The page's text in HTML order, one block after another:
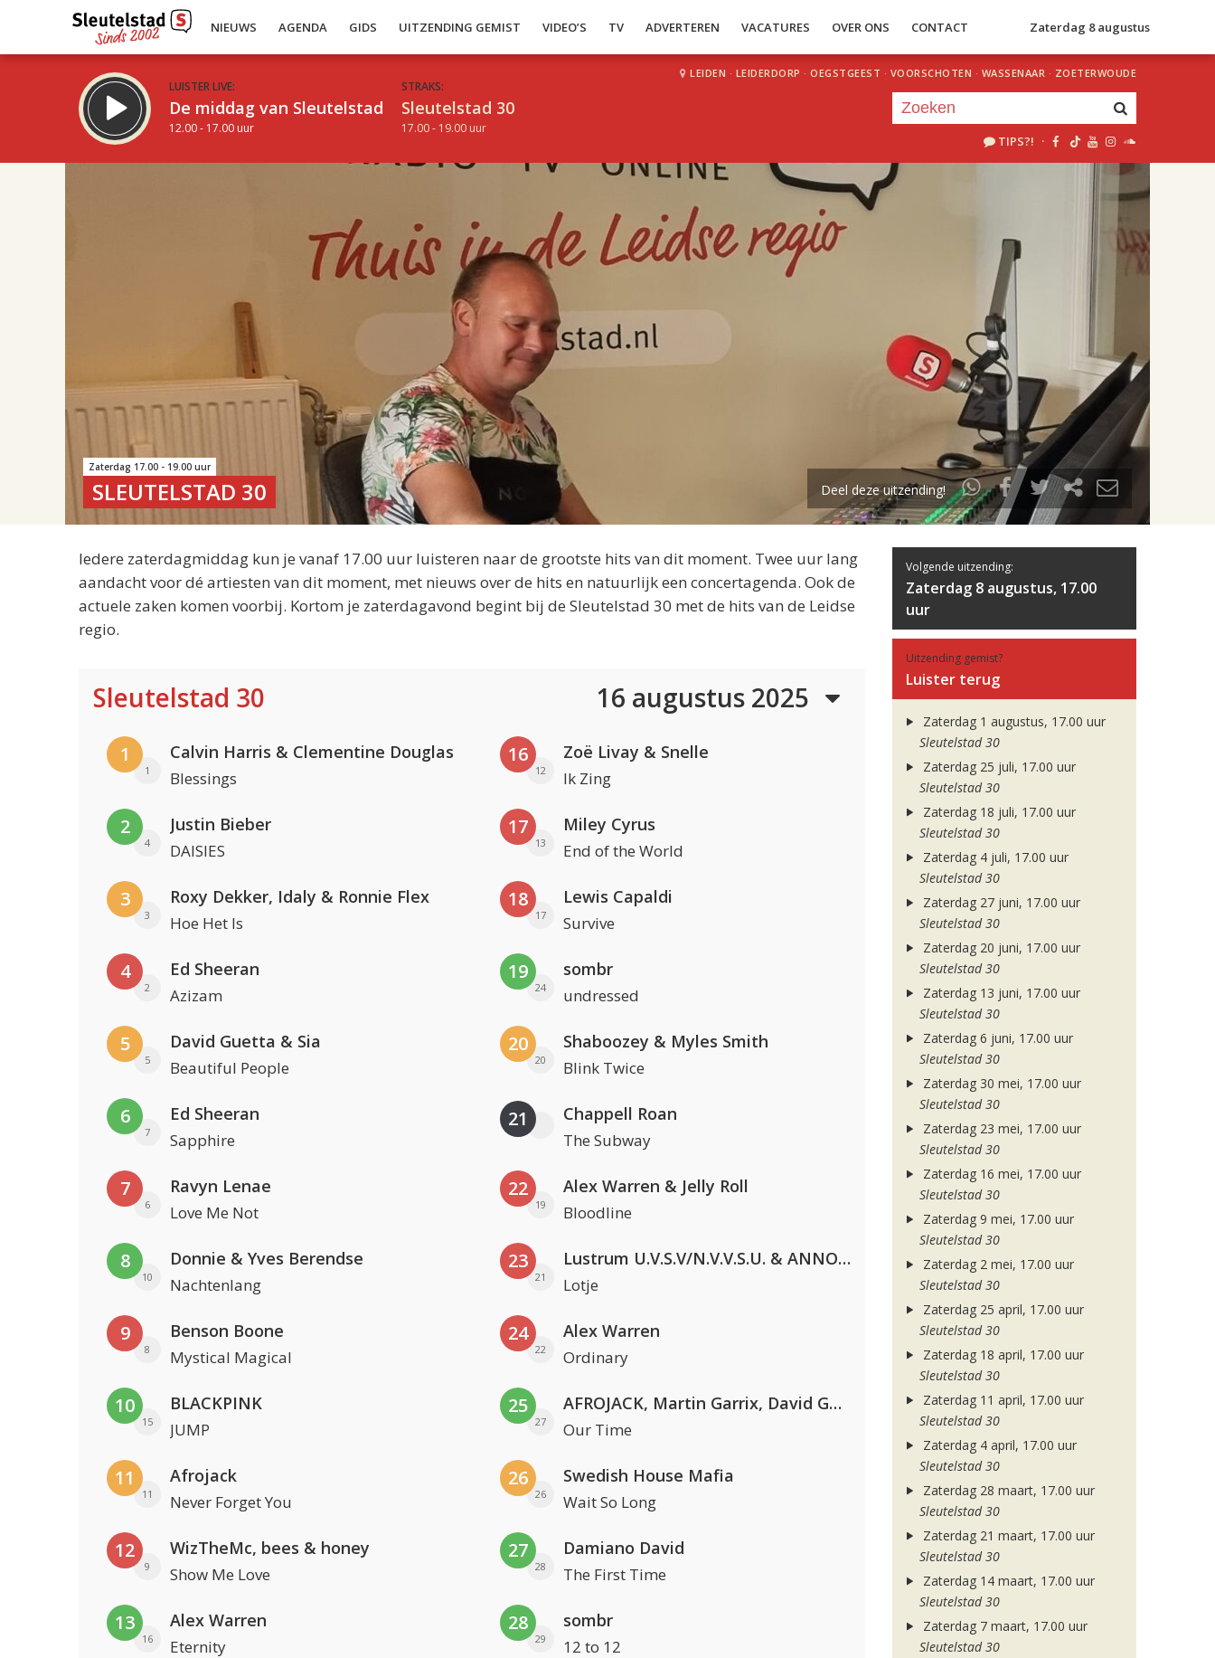
NIEUWS AGENDA GIDS UITZENDING GEMIST VIDEO’S TV ADVERTEREN VACATURES OVER ONS CONTACT Zaterdag 8 augustus
LUISTER LIVE:
De middag van Sleutelstad
12.00 - 17.00 uur
STRAKS:
Sleutelstad 30
17.00 - 19.00 uur
LEIDEN · LEIDERDORP · OEGSTGEEST · VOORSCHOTEN · WASSENAAR · ZOETERWOUDE
TIPS?! ·
uur 1 van 2
Volgend uur
Zaterdag 17.00 - 19.00 uur
SLEUTELSTAD 30 Deel deze uitzending!
Iedere zaterdagmiddag kun je vanaf 17.00 uur luisteren naar de grootste hits van dit moment. Twee uur lang
aandacht voor dé artiesten van dit moment, met nieuws over de hits en natuurlijk een concertagenda. Ook de
actuele zaken komen voorbij. Kortom je zaterdagavond begint bij de Sleutelstad 30 met de hits van de Leidse
regio.
Sleutelstad 30 16 augustus 2025
1
1
Calvin Harris & Clementine Douglas
Blessings
2
4
Justin Bieber
DAISIES
3
3
Roxy Dekker, Idaly & Ronnie Flex
Hoe Het Is
4
2
Ed Sheeran
Azizam
5
5
David Guetta & Sia
Beautiful People
6
7
Ed Sheeran
Sapphire
7
6
Ravyn Lenae
Love Me Not
8
10
Donnie & Yves Berendse
Nachtenlang
9
8
Benson Boone
Mystical Magical
10
15
BLACKPINK
JUMP
11
11
Afrojack
Never Forget You
12
9
WizTheMc, bees & honey
Show Me Love
13
16
Alex Warren
Eternity
16
12
Zoë Livay & Snelle
Ik Zing
17
13
Miley Cyrus
End of the World
18
17
Lewis Capaldi
Survive
19
24
sombr
undressed
20
20
Shaboozey & Myles Smith
Blink Twice
21 Chappell Roan
The Subway
22
19
Alex Warren & Jelly Roll
Bloodline
23
21
Lustrum U.V.S.V/N.V.V.S.U. & ANNO ONS & Jopke van Dobbenburgh & Roeland Beelen
Lotje
24
22
Alex Warren
Ordinary
25
27
AFROJACK, Martin Garrix, David Guetta & Amél
Our Time
26
26
Swedish House Mafia
Wait So Long
27
28
Damiano David
The First Time
28
29
sombr
12 to 12
Volgende uitzending:
Zaterdag 8 augustus, 17.00
uur
Uitzending gemist?
Luister terug
Zaterdag 1 augustus, 17.00 uur
Sleutelstad 30
Zaterdag 25 juli, 17.00 uur
Sleutelstad 30
Zaterdag 18 juli, 17.00 uur
Sleutelstad 30
Zaterdag 4 juli, 17.00 uur
Sleutelstad 30
Zaterdag 27 juni, 17.00 uur
Sleutelstad 30
Zaterdag 20 juni, 17.00 uur
Sleutelstad 30
Zaterdag 13 juni, 17.00 uur
Sleutelstad 30
Zaterdag 6 juni, 17.00 uur
Sleutelstad 30
Zaterdag 30 mei, 17.00 uur
Sleutelstad 30
Zaterdag 23 mei, 17.00 uur
Sleutelstad 30
Zaterdag 16 mei, 17.00 uur
Sleutelstad 30
Zaterdag 9 mei, 17.00 uur
Sleutelstad 30
Zaterdag 2 mei, 17.00 uur
Sleutelstad 30
Zaterdag 25 april, 17.00 uur
Sleutelstad 30
Zaterdag 18 april, 17.00 uur
Sleutelstad 30
Zaterdag 11 april, 17.00 uur
Sleutelstad 30
Zaterdag 4 april, 17.00 uur
Sleutelstad 30
Zaterdag 28 maart, 17.00 uur
Sleutelstad 30
Zaterdag 21 maart, 17.00 uur
Sleutelstad 30
Zaterdag 14 maart, 17.00 uur
Sleutelstad 30
Zaterdag 7 maart, 17.00 uur
Sleutelstad 30